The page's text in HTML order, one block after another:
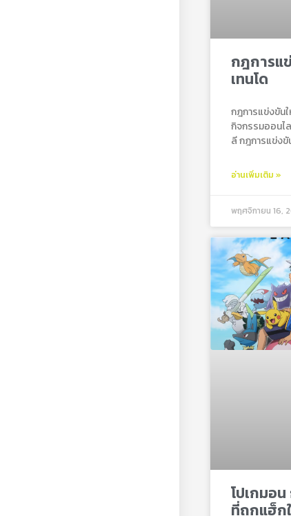
กฎการแ
เทนโด
กฎการแข่งขัน
กิจกรรมออน
ลี กฎการแข่งขั
อ่านเพิ่มเติม »
พฤศจิกายน 16,
โปเกมอน
ที่ถูกแฮ็ก